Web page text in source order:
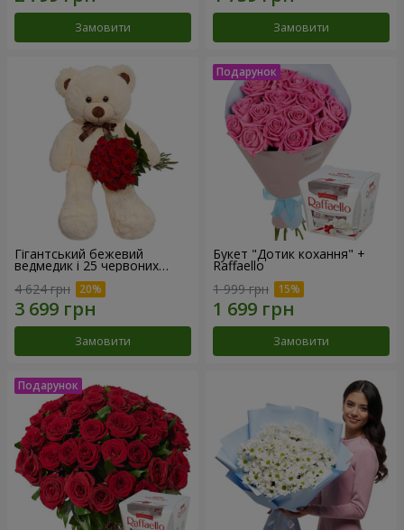
Замовити Замовити
Гігантський бежевий
ведмедик і 25 червоних
троянд
4 624 грн
Замовити
Букет "Дотик кохання" +
Raffaello
1 999 грн
Замовити